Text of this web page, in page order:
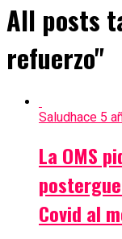
All posts
refuerzo"
Saludhace 5
La OMS
Covid al